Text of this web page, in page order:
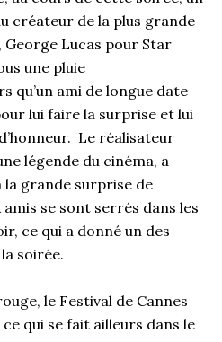
créateur de la plus grande
Lucas pour Star
une pluie
qu’un ami de longue date
lui faire la surprise et lui
Le réalisateur
légende du cinéma, a
la grande surprise de
se sont serrés dans les
ce qui a donné un des
soirée.
le Festival de Cannes
qui se fait ailleurs dans le